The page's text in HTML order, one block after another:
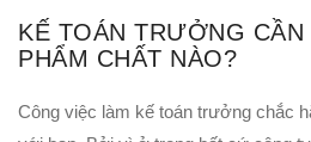
KẾ TOÁN TRƯỞNG
PHẨM CHẤT NÀO?
Công việc làm kế toán trưởng chắc